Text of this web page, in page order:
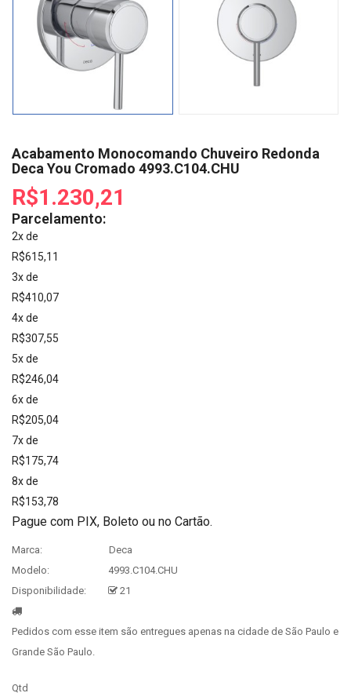
Acabamento Monocomando Chuveiro Redonda
Deca You Cromado 4993.C104.CHU
R$1.230,21
Parcelamento:
2x de
R$615,11
3x de
R$410,07
4x de
R$307,55
5x de
R$246,04
6x de
R$205,04
7x de
R$175,74
8x de
R$153,78
Pague com PIX, Boleto ou no Cartão.
Marca:
Deca
Modelo:
4993.C104.CHU
Disponibilidade:
21
Pedidos com esse item são entregues apenas na cidade de São Paulo e
Grande São Paulo.
Qtd